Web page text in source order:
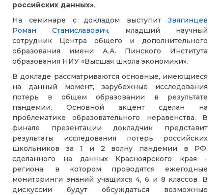
российских данных».
На семинаре с докладом выступит
Звягинцев
Роман Станиславович, младший научный
сотрудник Центра общего и дополнительного
образования имени А.А. Пинского Института
образования НИУ «Высшая школа экономики».
В докладе рассматриваются основные, имеющиеся
на данный момент, зарубежные исследования
потерь в общем образовании в результате
пандемии. Основной акцент сделан на
проблематике образовательного неравенства. В
финале презентации докладчик представит
результаты исследования потерь российских
школьников за 1 и 2 волну пандемии в РФ,
сделанного на данных Красноярского края -
региона, в котором проводятся ежегодные
мониторинги знаний учащихся 4, 6 и 8 классов. В
дискуссии будут обсуждаться возможные